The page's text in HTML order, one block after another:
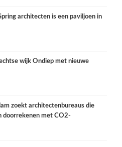
architecten is een paviljoen in
wijk Ondiep met nieuwe
zoekt architectenbureaus die
doorrekenen met CO2-